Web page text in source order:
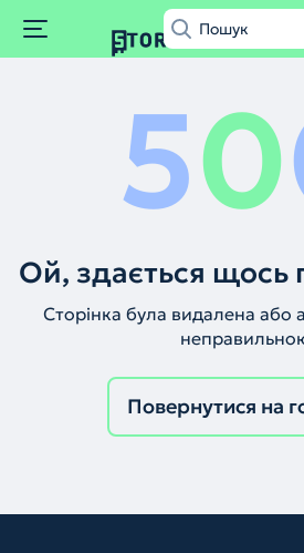
50
Ой, здається щось
Сторінка була видалена або
Повернутися на